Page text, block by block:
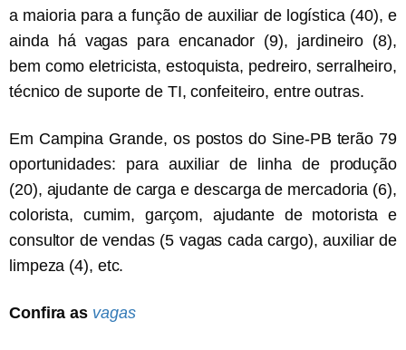
a maioria para a função de auxiliar de logística (40), e
ainda há vagas para encanador (9), jardineiro (8),
bem como eletricista, estoquista, pedreiro, serralheiro,
técnico de suporte de TI, confeiteiro, entre outras.
Em Campina Grande, os postos do Sine-PB terão 79
oportunidades: para auxiliar de linha de produção
(20), ajudante de carga e descarga de mercadoria (6),
colorista, cumim, garçom, ajudante de motorista e
consultor de vendas (5 vagas cada cargo), auxiliar de
limpeza (4), etc.
Confira as vagas